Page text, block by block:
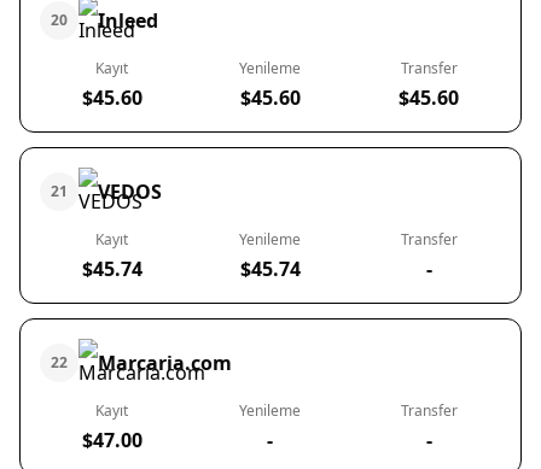
20 Inleed
Kayıt
$45.60
Yenileme
$45.60
Transfer
$45.60
21 VEDOS
Kayıt
$45.74
Yenileme
$45.74
Transfer
-
22 Marcaria.com
Kayıt
$47.00
Yenileme
-
Transfer
-